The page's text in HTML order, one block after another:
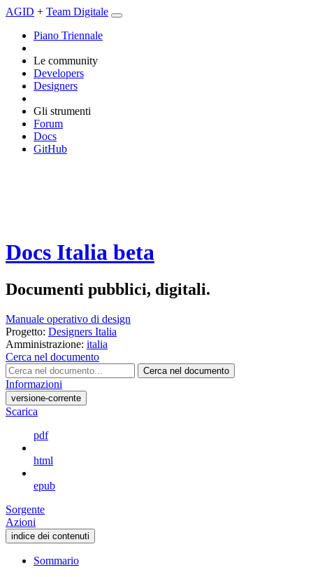
AGID + Team Digitale
Piano Triennale
Le community
Developers
Designers
Gli strumenti
Forum
Docs
GitHub
Docs Italia beta
Documenti pubblici, digitali.
Manuale operativo di design
Progetto: Designers Italia
Amministrazione: italia
Cerca nel documento
Cerca nel documento
Informazioni
versione-corrente
Scarica
pdf
html
epub
Sorgente
Azioni
indice dei contenuti
Sommario